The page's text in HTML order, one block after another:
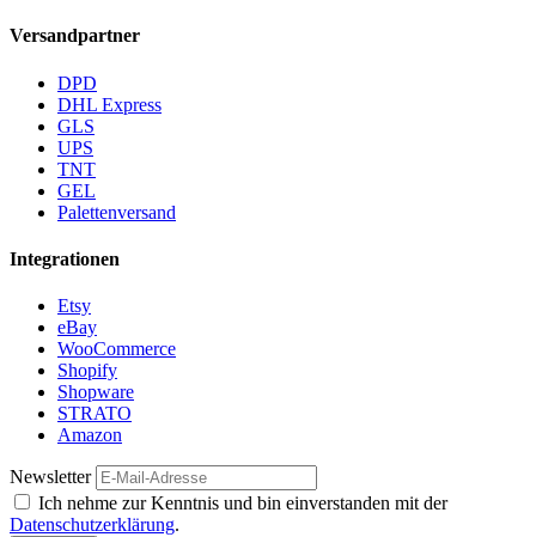
Versandpartner
DPD
DHL Express
GLS
UPS
TNT
GEL
Palettenversand
Integrationen
Etsy
eBay
WooCommerce
Shopify
Shopware
STRATO
Amazon
Newsletter
Ich nehme zur Kenntnis und bin einverstanden mit der
Datenschutzerklärung.